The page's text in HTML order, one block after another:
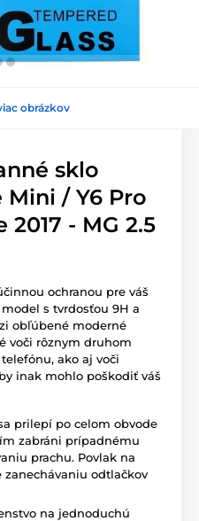
obrázkov
sklo
Mini / Y6 Pro
2017 - MG 2.5
ochranou pre váš
s tvrdosťou 9H a
obľúbené moderné
voči rôznym druhom
ako aj voči
inak mohlo poškodiť váš
prilepí po celom obvode
zabráni prípadnému
prachu. Povlak na
zanechávaniu odtlačkov
na jednoduchú